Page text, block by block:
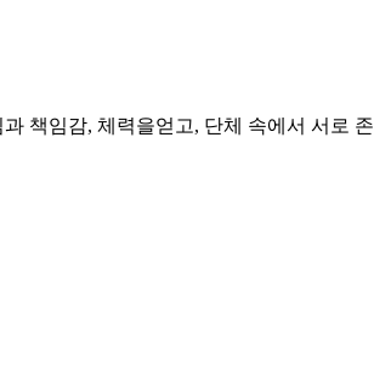
책임감, 체력을얻고, 단체 속에서 서로